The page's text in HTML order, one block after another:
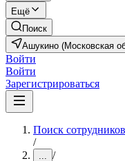
Ещё
Поиск
Ашукино (Московская
Войти
Войти
Зарегистрироваться
Поиск
/
... /